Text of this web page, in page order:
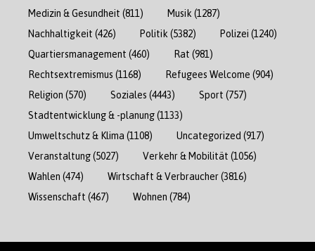
Medizin & Gesundheit (811) Musik (1287)
Nachhaltigkeit (426) Politik (5382) Polizei (1240)
Quartiersmanagement (460) Rat (981)
Rechtsextremismus (1168) Refugees Welcome (904)
Religion (570) Soziales (4443) Sport (757)
Stadtentwicklung & -planung(1133)
Umweltschutz & Klima (1108) Uncategorized (917)
Veranstaltung(5027) Verkehr & Mobilität (1056)
Wahlen (474) Wirtschaft & Verbraucher(3816)
Wissenschaft (467) Wohnen (784)